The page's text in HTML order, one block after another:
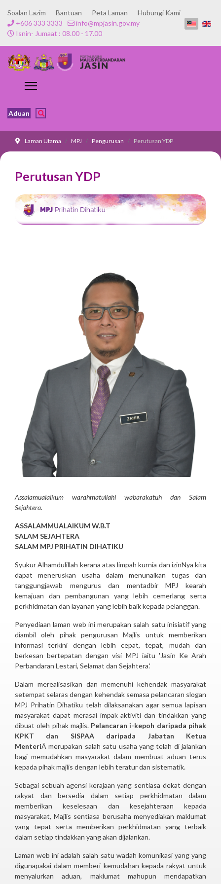
Soalan Lazim Bantuan Peta Laman
Hubungi Kami
+606 333 3333
info@mpjasin.gov.my
Isnin- Jumaat : 08.00 - 17.00
Aduan
Laman Utama MPJ Pengurusan Perutusan YDP
Perutusan YDP
Assalamualaikum warahmatullahi wabarakatuh dan Salam
Sejahtera.
ASSALAMMUALAIKUM W.B.T
SALAM SEJAHTERA
SALAM MPJ PRIHATIN DIHATIKU
Syukur Alhamdulillah kerana atas limpah kurnia dan izinNya kita
dapat meneruskan usaha dalam menunaikan tugas dan
tanggungjawab mengurus dan mentadbir MPJ kearah
kemajuan dan pembangunan yang lebih cemerlang serta
perkhidmatan dan layanan yang lebih baik kepada pelanggan.
Penyediaan laman web ini merupakan salah satu inisiatif yang
diambil oleh pihak pengurusan Majlis untuk memberikan
informasi terkini dengan lebih cepat, tepat, mudah dan
berkesan bertepatan dengan visi MPJ iaitu 'Jasin Ke Arah
Perbandaran Lestari, Selamat dan Sejahtera.'
Dalam merealisasikan dan memenuhi kehendak masyarakat
setempat selaras dengan kehendak semasa pelancaran slogan
MPJ Prihatin Dihatiku telah dilaksanakan agar semua lapisan
masyarakat dapat merasai impak aktiviti dan tindakkan yang
dibuat oleh pihak majlis. Pelancaran i-kepoh daripada pihak
KPKT dan SISPAA daripada Jabatan Ketua
MenteriÂ merupakan salah satu usaha yang telah di jalankan
bagi memudahkan masyarakat dalam membuat aduan terus
kepada pihak majlis dengan lebih teratur dan sistematik.
Sebagai sebuah agensi kerajaan yang sentiasa dekat dengan
rakyat dan bersedia dalam setiap perkhidmatan dalam
memberikan keselesaan dan kesejahteraan kepada
masyarakat, Majlis sentiasa berusaha menyediakan maklumat
yang tepat serta memberikan perkhidmatan yang terbaik
dalam setiap tindakkan yang akan dijalankan.
Laman web ini adalah salah satu wadah komunikasi yang yang
digunapakai dalam memberi kemudahan kepada rakyat untuk
menyalurkan aduan, maklumat mahupun mendapatkan